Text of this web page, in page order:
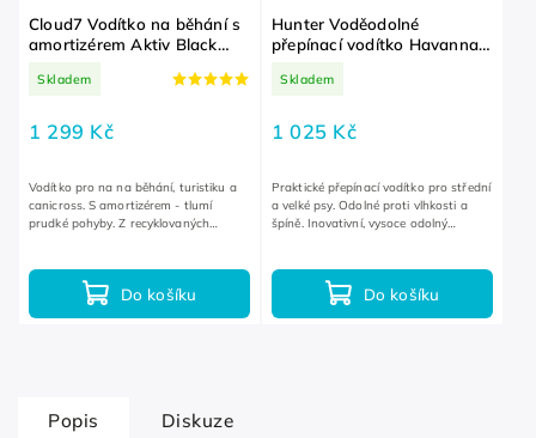
Cloud7 Vodítko na běhání s
amortizérem Aktiv Black
Skladem
1 299 Kč
Do košíku
Vodítko pro na na běhání, turistiku a
canicross. S amortizérem - tlumí
prudké pohyby. Z recyklovaných
Hunter Voděodolné
přepínací vodítko Havanna
Skladem
1 025 Kč
Do košíku
Praktické přepínací vodítko pro střední
a velké psy. Odolné proti vlhkosti a
špíně. Inovativní, vysoce odolný
Popis Diskuze